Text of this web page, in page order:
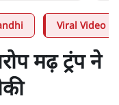
Viral Video
मढ़ ट्रंप ने